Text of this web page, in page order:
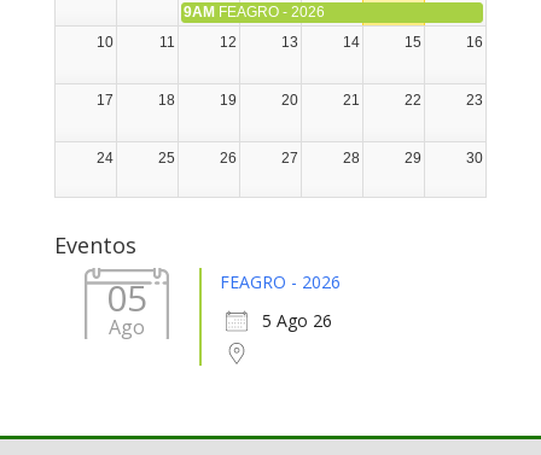
9AM FEAGRO - 2026
10
11 12 13 14 15 16
17 18 19 20 21 22 23
24 25 26 27 28 29 30
Eventos
05
Ago
FEAGRO - 2026
5 Ago 26